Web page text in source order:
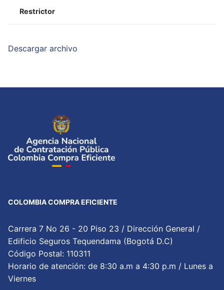
Restrictor
Descargar archivo
COLOMBIA COMPRA EFICIENTE
Carrera 7 No 26 - 20 Piso 23 / Dirección General /
Edificio Seguros Tequendama (Bogotá D.C)
Código Postal: 110311
Horario de atención: de 8:30 a.m a 4:30 p.m / Lunes a
Viernes